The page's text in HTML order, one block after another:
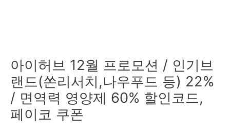
아이허브 12월 프로모션 / 인기브
랜드(쏜리서치,나우푸드 등) 22%
/ 면역력 영양제 60% 할인코드,
페이코 쿠폰